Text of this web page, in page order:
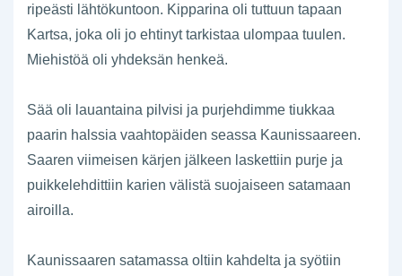
ripeästi lähtökuntoon. Kipparina oli tuttuun tapaan
Kartsa, joka oli jo ehtinyt tarkistaa ulompaa tuulen.
Miehistöä oli yhdeksän henkeä.
Sää oli lauantaina pilvisi ja purjehdimme tiukkaa
paarin halssia vaahtopäiden seassa Kaunissaareen.
Saaren viimeisen kärjen jälkeen laskettiin purje ja
puikkelehdittiin karien välistä suojaiseen satamaan
airoilla.
Kaunissaaren satamassa oltiin kahdelta ja syötiin